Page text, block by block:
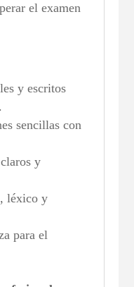
el examen
y escritos
sencillas con
y
léxico y
para el